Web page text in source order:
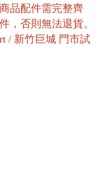
品配件需完整齊
，否則無法退貨。
/ 新竹巨城 門市試